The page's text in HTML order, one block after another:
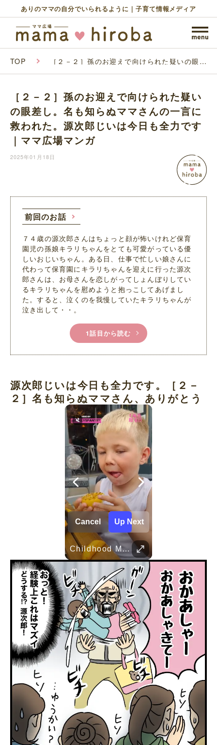
ありのママの自分でいられるように｜子育て情報メディア
TOP ［２－２］孫のお迎えで向けられた疑いの眼差
次郎じいは今日も全力です｜ママ広場マンガ
［２－２］孫のお迎えで向けられた疑い
の眼差し。名も知らぬママさんの一言に
救われた。源次郎じいは今日も全力です
｜ママ広場マンガ
2025年01月18日
前回のお話
７４歳の源次郎さんはちょっと顔が怖いけれど保育
園児の孫娘キラリちゃんをとても可愛がっている優
しいおじいちゃん。ある日、仕事で忙しい娘さんに
代わって保育園にキラリちゃんを迎えに行った源次
郎さんは、お母さんを恋しがってしょんぼりしてい
るキラリちゃんを慰めようと抱っこしてあげまし
た。すると、泣くのを我慢していたキラリちゃんが
泣き出して・・。
1話目から読む
源次郎じいは今日も全力です。［２－
２］名も知らぬママさん、ありがとう
Cancel Up Next
Childhood Memories